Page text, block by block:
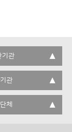
기관
관
체